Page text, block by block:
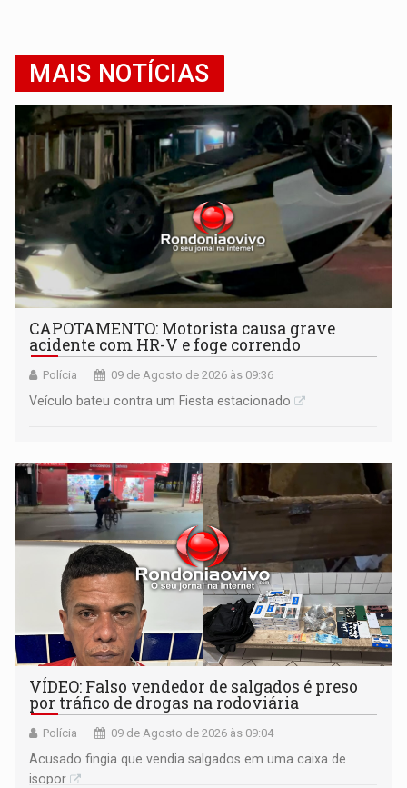
MAIS NOTÍCIAS
CAPOTAMENTO: Motorista causa grave
acidente com HR-V e foge correndo
Polícia 09 de Agosto de 2026 às 09:36
Veículo bateu contra um Fiesta estacionado
VÍDEO: Falso vendedor de salgados é preso
por tráfico de drogas na rodoviária
Polícia 09 de Agosto de 2026 às 09:04
Acusado fingia que vendia salgados em uma caixa de
isopor